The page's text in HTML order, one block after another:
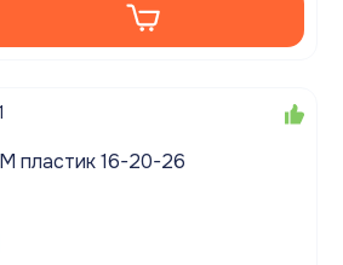
КАЛИБРАТОР LTM пластик 16-20-26